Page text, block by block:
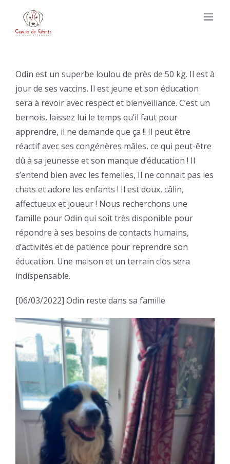
content
Odin est un superbe loulou de près de 50 kg. Il est à
jour de ses vaccins. Il est jeune et son éducation
sera à revoir avec respect et bienveillance. C’est un
bernois, laissez lui le temps qu’il faut pour
apprendre, il ne demande que ça !! Il peut être
réactif avec ses congénères mâles, ce qui peut-être
dû à sa jeunesse et son manque d’éducation ! Il
s’entend bien avec les femelles, Il ne connait pas les
chats et adore les enfants ! Il est doux, câlin,
affectueux et joueur ! Nous recherchons une
famille pour Odin qui soit très disponible pour
répondre à ses besoins de contacts humains,
d’activités et de patience pour reprendre son
éducation. Une maison et un terrain clos sera
indispensable.
[06/03/2022] Odin reste dans sa famille